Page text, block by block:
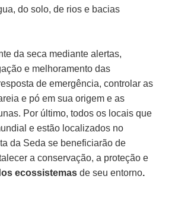
do solo, de rios e bacias
da seca mediante alertas,
e melhoramento das
de emergência, controlar as
e pó em sua origem e as
Por último, todos os locais que
e estão localizados no
da Seda se beneficiarão de
a conservação, a proteção e
ecossistemas de seu entorno.